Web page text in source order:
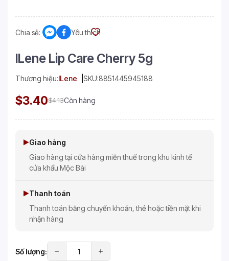
Chia sẻ: Yêu thích
ILene Lip Care Cherry 5g
Thương hiệu:ILene SKU:8851445945188
$3.40$4.13Còn hàng
Giao hàng
Giao hàng tại cửa hàng miễn thuế trong khu kinh tế
cửa khẩu Mộc Bài
Thanh toán
Thanh toán bằng chuyển khoản, thẻ hoặc tiền mặt khi
nhận hàng
Số lượng: